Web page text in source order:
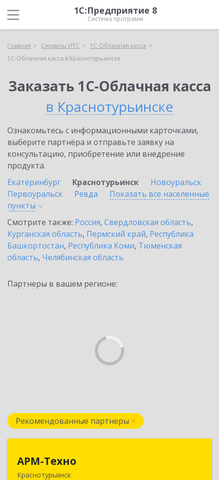
1С:Предприятие 8
Система программ
Главная Сервисы ИТС
1С-Облачная касса
1С-Облачная касса в Краснотурьинске
Заказать 1С-Облачная касса
в Краснотурьинске
Ознакомьтесь с информационными карточками,
выберите партнёра и отправьте заявку на
консультацию, приобретение или внедрение
продукта.
Екатеринбург
Краснотурьинск
Новоуральск
Первоуральск
Ревда
Показать все населенные
пункты
Смотрите также: Россия, Свердловская область,
Курганская область, Пермский край, Республика
Башкортостан, Республика Коми, Тюменская
область, Челябинская область
Партнеры в вашем регионе:
Рекомендованные партнеры
АРМ-Техно
Краснотурьинск
624447, Свердловская обл, Краснотурьинск г,